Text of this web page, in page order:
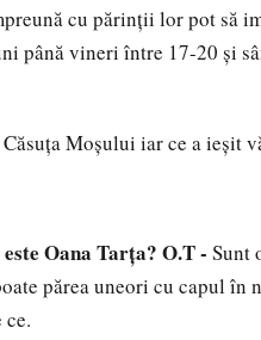
cu părinţii lor pot să
până vineri între 17-20 și
Moşului iar ce a ieşit
Oana Tarţa? O.T - Sunt
părea uneori cu capul în